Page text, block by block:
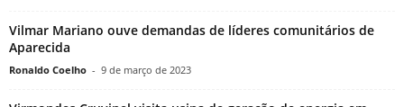
Vilmar Mariano ouve demandas de líderes comunitários de
Aparecida
Ronaldo Coelho - 9 de março de 2023